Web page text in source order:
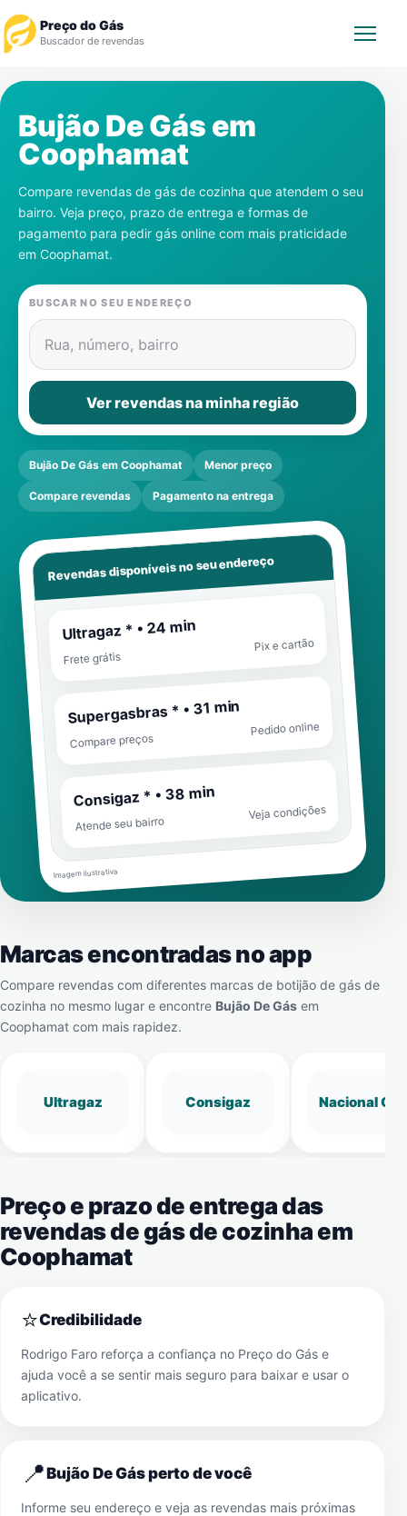
Preço do Gás
Buscador de revendas
Revendedor
Notícias
Cadastre-se
Gás
Contatos
Bujão De Gás em
Coophamat
Compare revendas de gás de cozinha que atendem o seu
bairro. Veja preço, prazo de entrega e formas de
pagamento para pedir gás online com mais praticidade
em Coophamat.
BUSCAR NO SEU ENDEREÇO
Rua, número, bairro
Ver revendas na minha região
Bujão De Gás em Coophamat Menor preço
Compare revendas Pagamento na entrega
Revendas disponíveis no seu endereço
Ultragaz * • 24 min
Frete grátis
Pix e cartão
Supergasbras * • 31 min
Compare preços
Pedido online
Consigaz * • 38 min
Atende seu bairro
Veja condições
Imagem ilustrativa
Marcas encontradas no app
Compare revendas com diferentes marcas de botijão de gás de
cozinha no mesmo lugar e encontre Bujão De Gás em
Coophamat com mais rapidez.
Ultragaz Consigaz Nacional Gás
Preço e prazo de entrega das
revendas de gás de cozinha em
Coophamat
⭐Credibilidade
Rodrigo Faro reforça a confiança no Preço do Gás e
ajuda você a se sentir mais seguro para baixar e usar o
aplicativo.
📍Bujão De Gás perto de você
Informe seu endereço e veja as revendas mais próximas